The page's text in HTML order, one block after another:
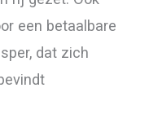
een betaalbare
dat zich